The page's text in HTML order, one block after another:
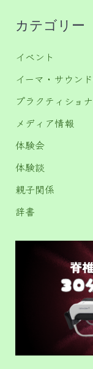
カテゴリー
イベント
イーマ・サウン
プラクティショ
メディア情報
体験会
体験談
親子関係
辞書